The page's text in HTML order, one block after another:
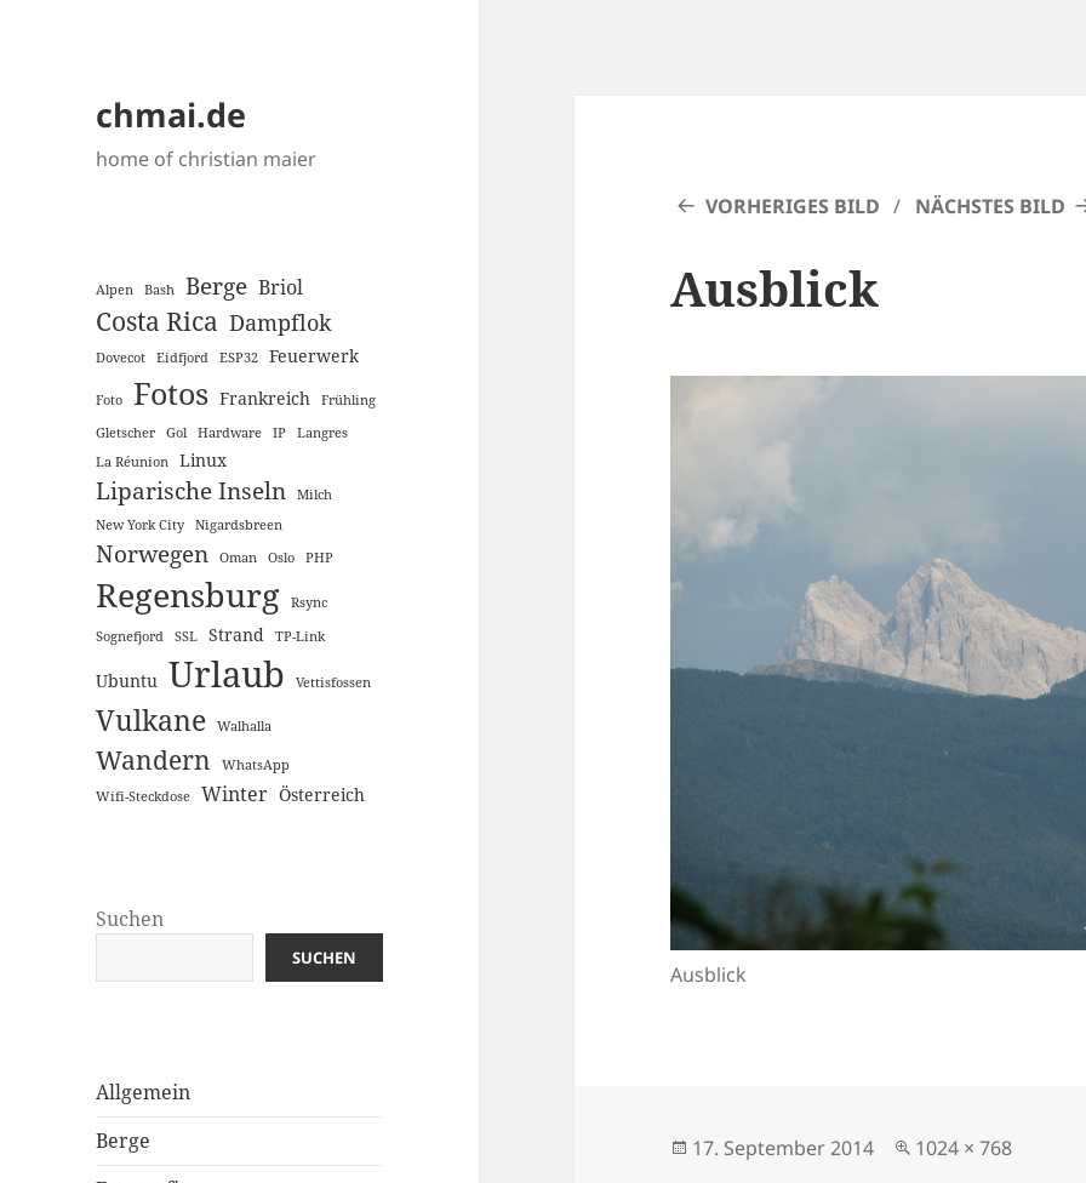
chmai.de
home of christian maier
Alpen Bash Berge Briol
Costa Rica Dampflok
Dovecot Eidfjord ESP32 Feuerwerk
Foto Fotos Frankreich
Frühling
Gletscher
Gol Hardware IP
Langres
La Réunion
Linux
Liparische Inseln
Milch
New York City
Nigardsbreen
Norwegen Oman Oslo PHP
Regensburg
Rsync
Sognefjord
SSL Strand TP-Link
Ubuntu Urlaub Vettisfossen
Vulkane Walhalla
Wandern
WhatsApp
Wifi-Steckdose
Winter Österreich
Suchen
SUCHEN
Allgemein
Berge
VORHERIGES BILD NÄCHSTES BILD
Ausblick
Ausblick
Veröffentlicht
17. September 2014 Originalgröße
1024 × 768